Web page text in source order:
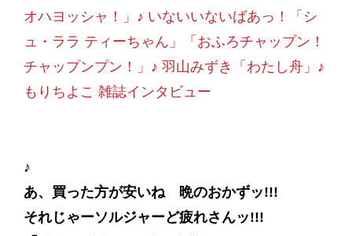
オハヨッシャ！」♪ いないいないばあっ！「シ
ュ・ララ ティーちゃん」「おふろチャップン！
チャップンプン！」♪ 羽山みずき「わたし舟」♪
もりちよこ 雑誌インタビュー
♪
あ、買った方が安いね 晩のおかずッ!!!
それじゃーソルジャーど疲れさんッ!!!